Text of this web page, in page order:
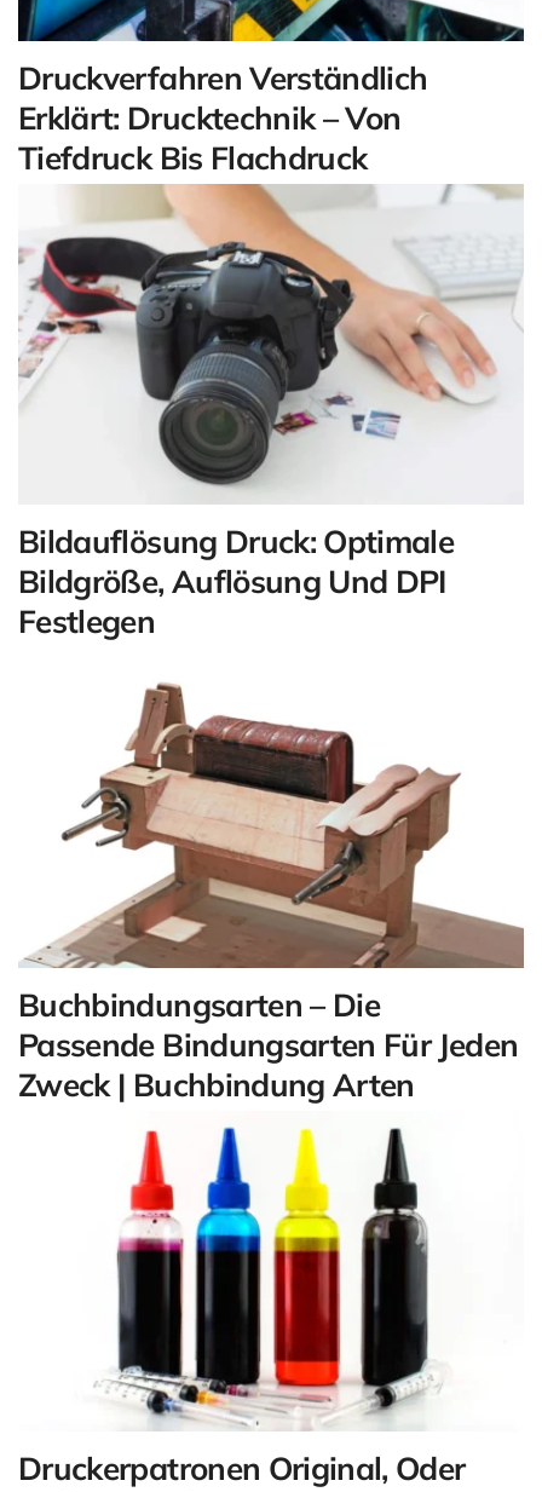
Druckverfahren Verständlich
Erklärt: Drucktechnik – Von
Tiefdruck Bis Flachdruck
Bildauflösung Druck: Optimale
Bildgröße, Auflösung Und DPI
Festlegen
Buchbindungsarten – Die
Passende Bindungsarten Für Jeden
Zweck | Buchbindung Arten
Druckerpatronen Original, Oder